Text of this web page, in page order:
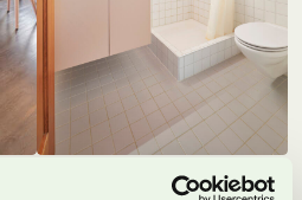
beschikbaar,